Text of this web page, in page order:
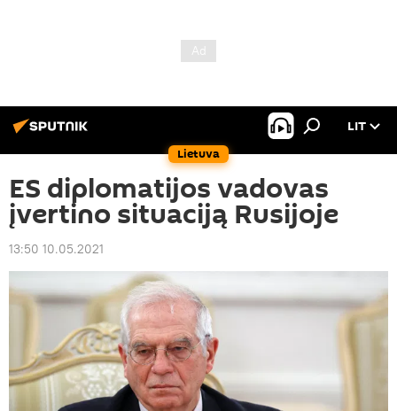
Lietuva
LIT
ES diplomatijos vadovas
įvertino situaciją Rusijoje
13:50 10.05.2021